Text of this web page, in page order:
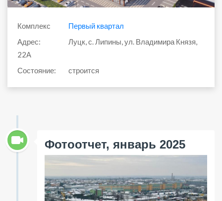
Комплекс
Первый квартал
Адрес:
Луцк, с. Липины, ул. Владимира Князя,
22А
Состояние:
строится
Фотоотчет, январь 2025